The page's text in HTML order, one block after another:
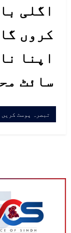
اگلی
کروں
اپنا
سائٹ